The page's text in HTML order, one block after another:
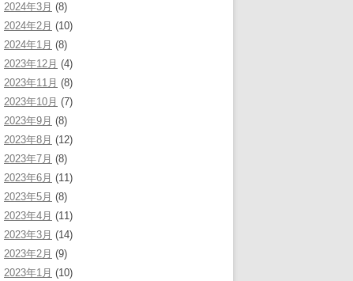
2024年3月 (8)
2024年2月 (10)
2024年1月 (8)
2023年12月 (4)
2023年11月 (8)
2023年10月 (7)
2023年9月 (8)
2023年8月 (12)
2023年7月 (8)
2023年6月 (11)
2023年5月 (8)
2023年4月 (11)
2023年3月 (14)
2023年2月 (9)
2023年1月 (10)